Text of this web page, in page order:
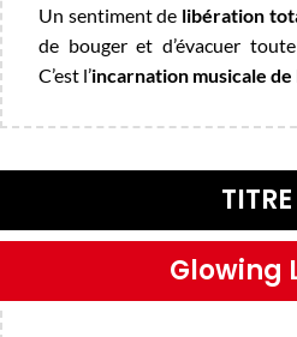
Un sentiment de libération
de bouger et d’évacuer
C’est l’incarnation musicale de
TITRE
Glowing